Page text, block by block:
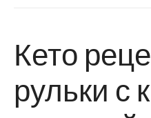
Кето
рульки с